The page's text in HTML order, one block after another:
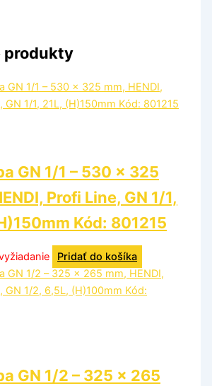
produkty
GN 1/1 – 530 x 325
Profi Line, GN 1/1,
Kód: 801215
Pridať do košíka
GN 1/2 – 325 x 265